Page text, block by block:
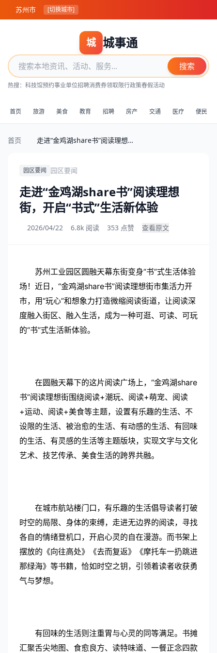
苏州市 [切换城市]
城 城事通
搜索
热搜： 科技馆预约事业单位招聘消费券领取限行政策春假活动
首页 旅游 美食 教育 招聘 房产 交通 医疗 便民
首页 走进“金鸡湖share书”阅读理想街，开启“书式”生活新体验
园区要闻 园区要闻
走进“金鸡湖share书”阅读理想
街，开启“书式”生活新体验
2026/04/22 6.8k 阅读 353 点赞 查看原文
苏州工业园区圆融天幕东街变身“书”式生活体验
场！近日，“金鸡湖share书”阅读理想街市集活力开
市，用“玩心”和想象力打造微缩阅读街道，让阅读深
度融入街区、融入生活，成为一种可逛、可读、可玩
的“书”式生活新体验。
在圆融天幕下的这片阅读广场上，“金鸡湖share
书”阅读理想街围绕阅读+潮玩、阅读+萌宠、阅读
+运动、阅读+美食等主题，设置有乐趣的生活、不
设限的生活、被治愈的生活、有动感的生活、有回味
的生活、有灵感的生活等主题版块，实现文字与文化
艺术、技艺传承、美食生活的跨界共融。
在城市航站楼门口，有乐趣的生活倡导读者打破
时空的局限、身体的束缚，走进无边界的阅读，寻找
各自的情绪登机口，开启心灵的自在漫游。而书架上
摆放的《向往高处》《去而复返》《摩托车一扔跳进
那绿海》等书籍，恰如时空之钥，引领着读者收获勇
气与梦想。
有回味的生活则注重胃与心灵的同等满足。书摊
汇聚舌尖地图、食愈良方、读特味道、一餐正念四款